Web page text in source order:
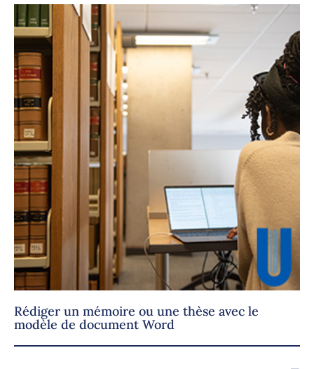
Rédiger un mémoire ou une thèse avec le
modèle de document Word